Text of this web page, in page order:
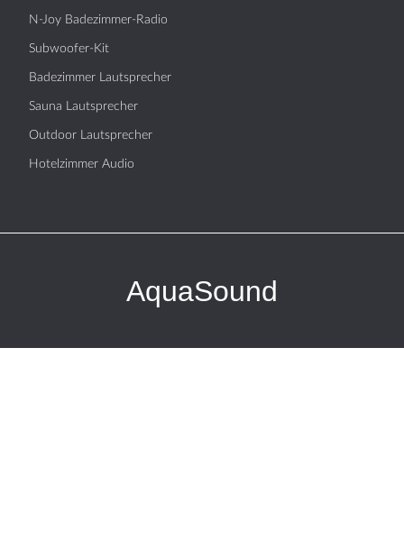
N-Joy Badezimmer-Radio
Subwoofer-Kit
Badezimmer Lautsprecher
Sauna Lautsprecher
Outdoor Lautsprecher
Hotelzimmer Audio
AquaSound